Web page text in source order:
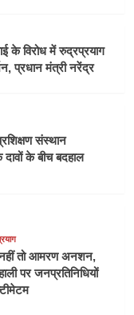
के विरोध में रुद्रप्रयाग
प्रधान मंत्री नरेंद्र
संस्थान
दावों के बीच बदहाल
तो आमरण अनशन,
पर जनप्रतिनिधियों